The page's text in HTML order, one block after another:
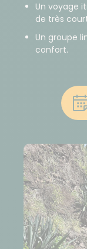
Un voyage
de très
Un groupe
confort.